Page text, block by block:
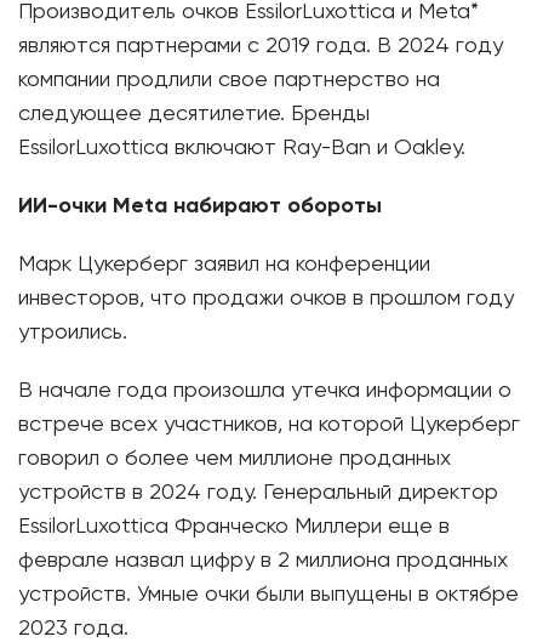
Производитель очков EssilorLuxottica и Meta*
являются партнерами с 2019 года. В 2024 году
компании продлили свое партнерство на
следующее десятилетие. Бренды
EssilorLuxottica включают Ray-Ban и Oakley.
ИИ-очки Meta набирают обороты
Марк Цукерберг заявил на конференции
инвесторов, что продажи очков в прошлом году
утроились.
В начале года произошла утечка информации о
встрече всех участников, на которой Цукерберг
говорил о более чем миллионе проданных
устройств в 2024 году. Генеральный директор
EssilorLuxottica Франческо Миллери еще в
феврале назвал цифру в 2 миллиона проданных
устройств. Умные очки были выпущены в октябре
2023 года.